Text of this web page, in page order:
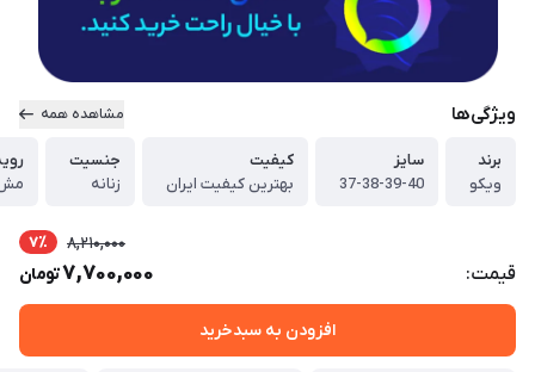
ویژگی‌ها مشاهده همه
برند
ویکو
سایز
37-38-39-40
کیفیت
بهترین کیفیت ایران
جنسیت
زنانه
مش
قیمت:
8,210,000 7٪
7,700,000تومان
افزودن به سبدخرید